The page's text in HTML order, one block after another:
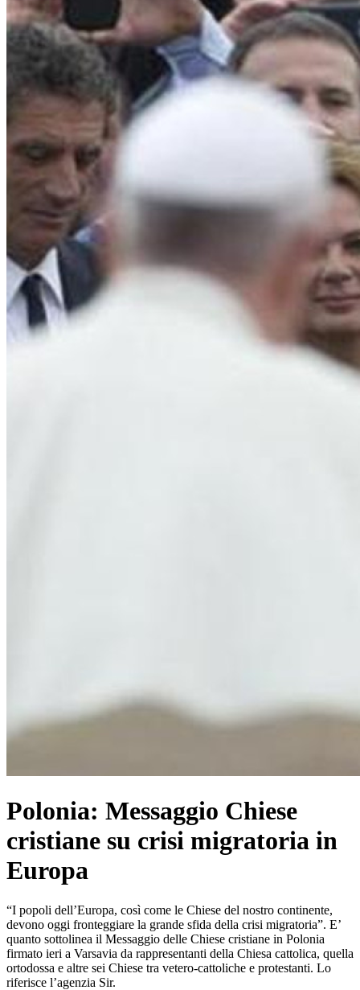
Polonia: Messaggio Chiese
cristiane su crisi migratoria in
Europa
“I popoli dell’Europa, così come le Chiese del nostro continente,
devono oggi fronteggiare la grande sfida della crisi migratoria”. E’
quanto sottolinea il Messaggio delle Chiese cristiane in Polonia
firmato ieri a Varsavia da rappresentanti della Chiesa cattolica, quella
ortodossa e altre sei Chiese tra vetero-cattoliche e protestanti. Lo
riferisce l’agenzia Sir.